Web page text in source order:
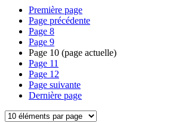
Première page
Page précédente
Page 8
Page 9
Page 10 (page actuelle)
Page 11
Page 12
Page suivante
Dernière page